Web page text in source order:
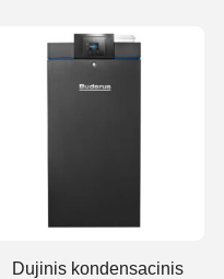
Dujinis kondensacinis